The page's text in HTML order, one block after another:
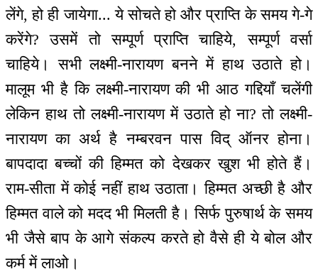
लेंगे, हो ही जायेगा... ये सोचते हो और प्राप्ति के समय गे-गे
करेंगे? उसमें तो सम्पूर्ण प्राप्ति चाहिये, सम्पूर्ण वर्सा
चाहिये। सभी लक्ष्मी-नारायण बनने में हाथ उठाते हो।
मालूम भी है कि लक्ष्मी-नारायण की भी आठ गद्दियाँ चलेंगी
लेकिन हाथ तो लक्ष्मी-नारायण में उठाते हो ना? तो लक्ष्मी-
नारायण का अर्थ है नम्बरवन पास विद् ऑनर होना।
बापदादा बच्चों की हिम्मत को देखकर खुश भी होते हैं।
राम-सीता में कोई नहीं हाथ उठाता। हिम्मत अच्छी है और
हिम्मत वाले को मदद भी मिलती है। सिर्फ पुरुषार्थ के समय
भी जैसे बाप के आगे संकल्प करते हो वैसे ही ये बोल और
कर्म में लाओ।